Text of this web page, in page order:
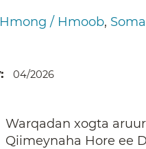
Hmong / Hmoob
04/2026
Warqadan xogta
Qiimeynaha Hore ee